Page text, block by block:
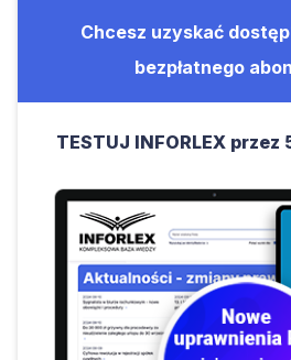
Chcesz uzyskać
bezpłatnego
TESTUJ INFORLEX przez